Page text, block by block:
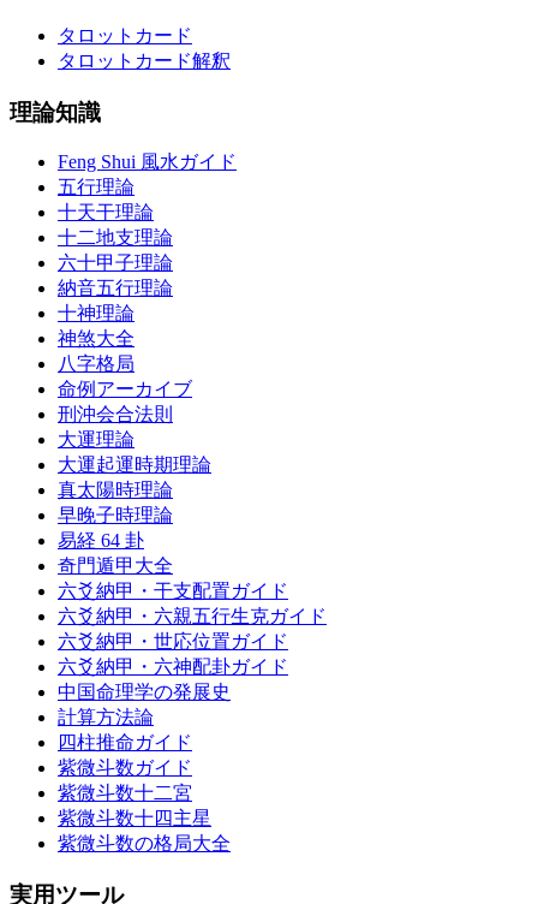
タロットカード
タロットカード解釈
理論知識
Feng Shui 風水ガイド
五行理論
十天干理論
十二地支理論
六十甲子理論
納音五行理論
十神理論
神煞大全
八字格局
命例アーカイブ
刑沖会合法則
大運理論
大運起運時期理論
真太陽時理論
早晚子時理論
易経 64 卦
奇門遁甲大全
六爻納甲・干支配置ガイド
六爻納甲・六親五行生克ガイド
六爻納甲・世応位置ガイド
六爻納甲・六神配卦ガイド
中国命理学の発展史
計算方法論
四柱推命ガイド
紫微斗数ガイド
紫微斗数十二宮
紫微斗数十四主星
紫微斗数の格局大全
実用ツール